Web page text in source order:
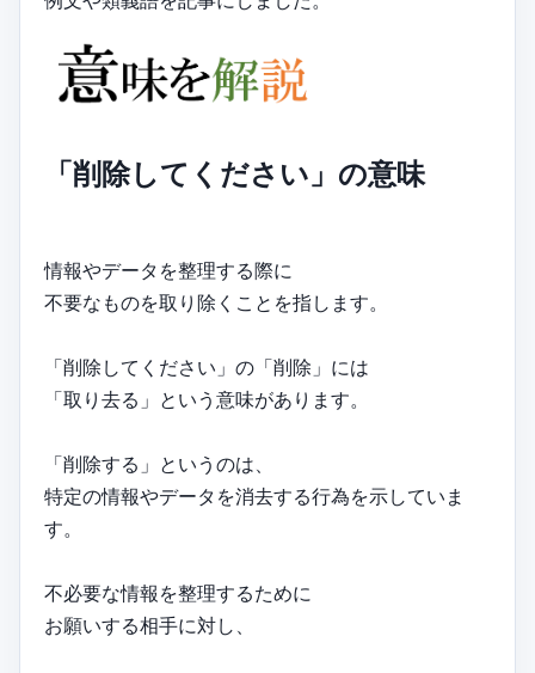
「削除してください」の意味
情報やデータを整理する際に
不要なものを取り除くことを指します。
「削除してください」の「削除」には
「取り去る」という意味があります。
「削除する」というのは、
特定の情報やデータを消去する行為を示していま
す。
不必要な情報を整理するために
お願いする相手に対し、